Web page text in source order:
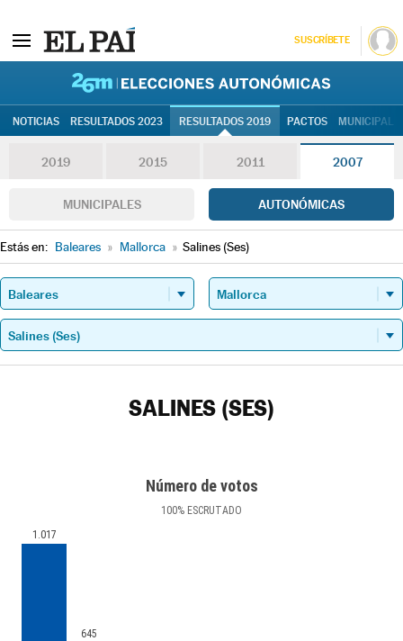
SUSCRÍBETE
NOTICIAS RESULTADOS 2023 RESULTADOS 2019 PACTOS
2019 2015 2011 2007
MUNICIPALES AUTONÓMICAS
Estás en: Baleares » Mallorca » Salines (Ses)
SALINES (SES)
Número de votos
100% ESCRUTADO
1.017
645